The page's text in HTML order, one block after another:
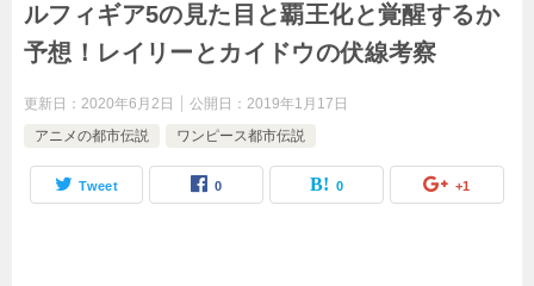
ルフィギア5の見た目と覇王化と覚醒するか
予想！レイリーとカイドウの伏線考察
更新日： 2020年6月2日 公開日： 2019年1月17日
アニメの都市伝説
ワンピース都市伝説
Tweet 0 0 +1